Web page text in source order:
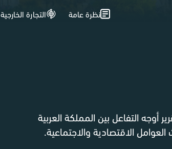
نظرة عامة التجارة الخارجية
أوجه التفاعل بين المملكة العربية
الاقتصادية والاجتماعية.